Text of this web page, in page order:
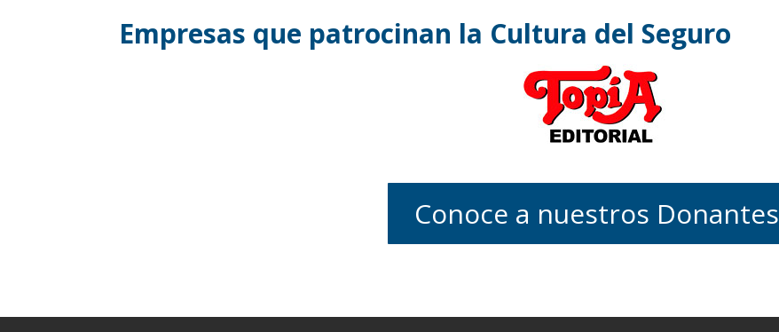
Empresas que patrocinan la Cultura del Seguro
Conoce a nuestros Donantes